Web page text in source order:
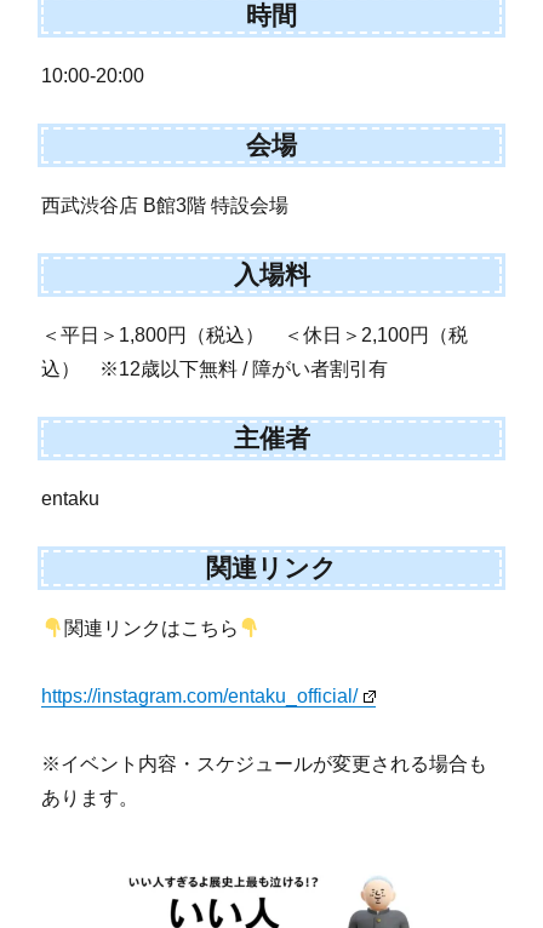
時間
10:00-20:00
会場
西武渋谷店 B館3階 特設会場
入場料
＜平日＞1,800円（税込） ＜休日＞2,100円（税
込） ※12歳以下無料 / 障がい者割引有
主催者
entaku
関連リンク
関連リンクはこちら
https://instagram.com/entaku_official/
※イベント内容・スケジュールが変更される場合も
あります。